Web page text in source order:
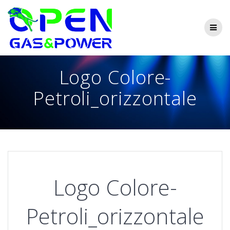
Logo Colore-
Petroli_orizzontale
Logo Colore-
Petroli_orizzontale